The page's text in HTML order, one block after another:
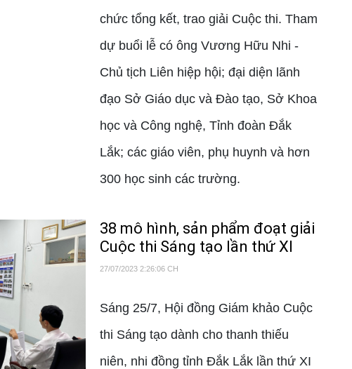
chức tổng kết, trao giải Cuộc thi. Tham
dự buổi lễ có ông Vương Hữu Nhi -
Chủ tịch Liên hiệp hội; đại diện lãnh
đạo Sở Giáo dục và Đào tạo, Sở Khoa
học và Công nghệ, Tỉnh đoàn Đắk
Lắk; các giáo viên, phụ huynh và hơn
300 học sinh các trường.
38 mô hình, sản phẩm đoạt giải
Cuộc thi Sáng tạo lần thứ XI
27/07/2023 2:26:06 CH
Sáng 25/7, Hội đồng Giám khảo Cuộc
thi Sáng tạo dành cho thanh thiếu
niên, nhi đồng tỉnh Đắk Lắk lần thứ XI